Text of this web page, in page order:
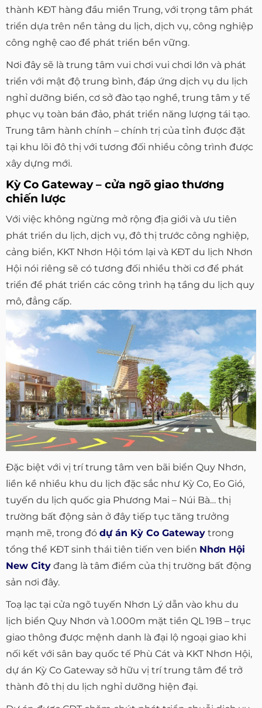
thành KĐT hàng đầu miền Trung, với trọng tâm phát
triển dựa trên nền tảng du lịch, dịch vụ, công nghiệp
công nghệ cao để phát triển bền vững.
Nơi đây sẽ là trung tâm vui chơi vui chơi lớn và phát
triển với mật độ trung bình, đáp ứng dịch vụ du lịch
nghỉ dưỡng biển, cơ sở đào tạo nghề, trung tâm y tế
phục vụ toàn bán đảo, phát triển năng lượng tái tạo.
Trung tâm hành chính – chính trị của tỉnh được đặt
tại khu lõi đô thị với tương đối nhiều công trình được
xây dựng mới.
Kỳ Co Gateway – cửa ngõ giao thương
chiến lược
Với việc không ngừng mở rộng địa giới và ưu tiên
phát triển du lịch, dịch vụ, đô thị trước công nghiệp,
cảng biển, KKT Nhơn Hội tóm lại và KĐT du lịch Nhơn
Hội nói riêng sẽ có tương đối nhiều thời cơ để phát
triển để phát triển các công trình hạ tầng du lịch quy
mô, đẳng cấp.
Đặc biệt với vị trí trung tâm ven bãi biển Quy Nhơn,
liền kề nhiều khu du lịch đặc sắc như Kỳ Co, Eo Gió,
tuyến du lịch quốc gia Phương Mai – Núi Bà… thị
trường bất động sản ở đây tiếp tục tăng trưởng
mạnh mẽ, trong đó dự án Kỳ Co Gateway trong
tổng thể KĐT sinh thái tiên tiến ven biển Nhơn Hội
New City đang là tâm điểm của thị trường bất động
sản nơi đây.
Toạ lạc tại cửa ngõ tuyến Nhơn Lý dẫn vào khu du
lịch biển Quy Nhơn và 1.000m mặt tiền QL 19B – trục
giao thông được mệnh danh là đại lộ ngoại giao khi
nối kết với sân bay quốc tế Phù Cát và KKT Nhơn Hội,
dự án Kỳ Co Gateway sở hữu vị trí trung tâm để trở
thành đô thị du lịch nghỉ dưỡng hiện đại.